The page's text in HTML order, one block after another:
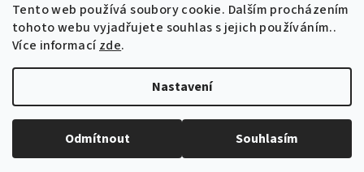
Tento web používá soubory cookie. Dalším procházením
tohoto webu vyjadřujete souhlas s jejich používáním..
Více informacízde.
Nastavení
Odmítnout Souhlasím
Nová registraceZapomenuté heslo
Copyright 2026jednorozciverivnas.cz. Všechna práva
Upravit nastavení cookies
Vytvořil Shoptet
Odstoupit od smlouvy